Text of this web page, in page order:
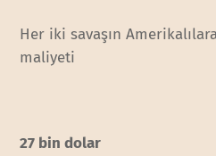
Her iki savaşın
maliyeti
27 bin dolar